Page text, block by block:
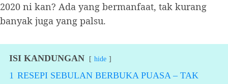
2020 ni kan? Ada yang bermanfaat, tak kurang
banyak juga yang palsu.
ISI KANDUNGAN hide
1 RESEPI SEBULAN BERBUKA PUASA – TAK